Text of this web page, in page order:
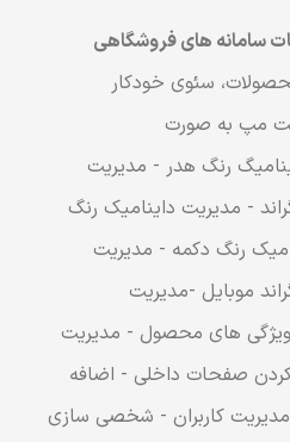
سامانه های فروشگاهی
سئوی خودکار
مپ به صورت
رنگ هدر - مدیریت
- مدیریت داینامیک رنگ
رنگ دکمه - مدیریت
موبایل -مدیریت
های محصول - مدیریت
صفحات داخلی - اضافه
کاربران - شخصی سازی